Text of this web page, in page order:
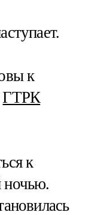
к
ГТРК
к
ночью.